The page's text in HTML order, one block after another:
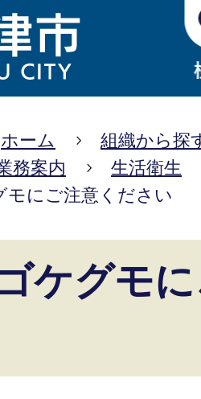
ホーム
組織から探
務案内
生活衛生
モにご注意ください
ケグモ